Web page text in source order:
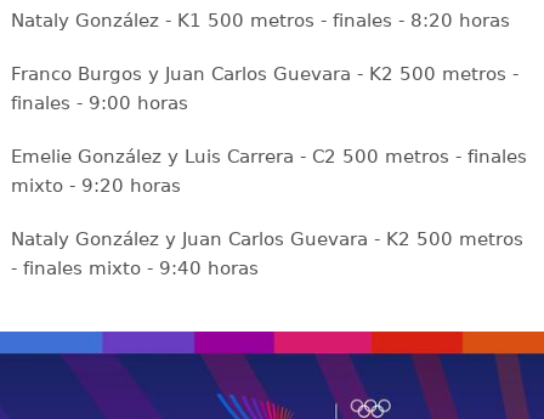
Nataly González - K1 500 metros - finales - 8:20 horas
Franco Burgos y Juan Carlos Guevara - K2 500 metros -
finales - 9:00 horas
Emelie González y Luis Carrera - C2 500 metros - finales
mixto - 9:20 horas
Nataly González y Juan Carlos Guevara - K2 500 metros
- finales mixto - 9:40 horas